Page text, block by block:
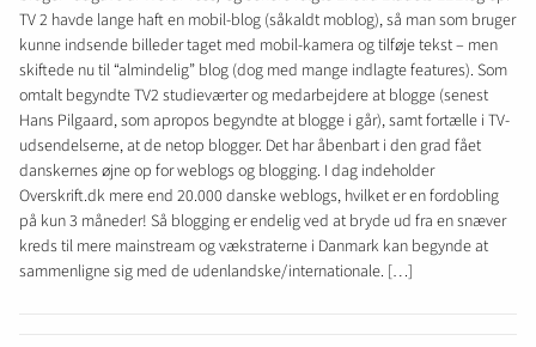
TV 2 havde lange haft en mobil-blog (såkaldt moblog), så man som bruger
kunne indsende billeder taget med mobil-kamera og tilføje tekst – men
skiftede nu til “almindelig” blog (dog med mange indlagte features). Som
omtalt begyndte TV2 studieværter og medarbejdere at blogge (senest
Hans Pilgaard, som apropos begyndte at blogge i går), samt fortælle i TV-
udsendelserne, at de netop blogger. Det har åbenbart i den grad fået
danskernes øjne op for weblogs og blogging. I dag indeholder
Overskrift.dk mere end 20.000 danske weblogs, hvilket er en fordobling
på kun 3 måneder! Så blogging er endelig ved at bryde ud fra en snæver
kreds til mere mainstream og vækstraterne i Danmark kan begynde at
sammenligne sig med de udenlandske/internationale. […]